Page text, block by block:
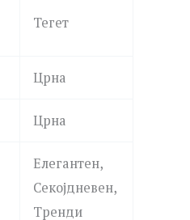
Тегет
Црна
Црна
Елегантен,
Секојдневен,
Тренди